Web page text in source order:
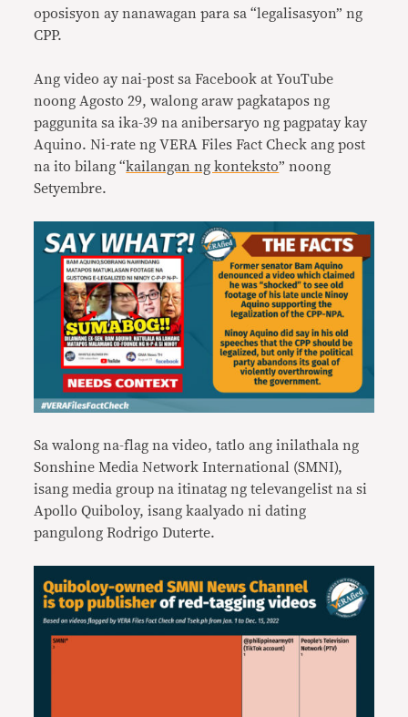
oposisyon ay nanawagan para sa “legalisasyon” ng
CPP.
Ang video ay nai-post sa Facebook at YouTube
noong Agosto 29, walong araw pagkatapos ng
paggunita sa ika-39 na anibersaryo ng pagpatay kay
Aquino. Ni-rate ng VERA Files Fact Check ang post
na ito bilang “ kailangan ng konteksto” noong
Setyembre.
Sa walong na-flag na video, tatlo ang inilathala ng
Sonshine Media Network International (SMNI),
isang media group na itinatag ng televangelist na si
Apollo Quiboloy, isang kaalyado ni dating
pangulong Rodrigo Duterte.